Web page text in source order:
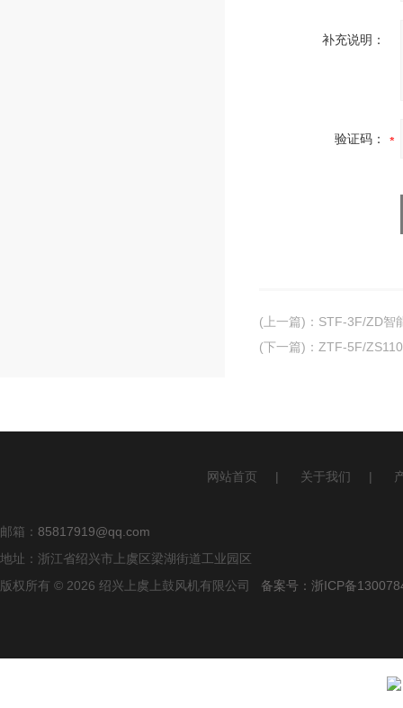
补充说明：
验证码：
(上一篇) ： STF-3F/ZD智
(下一篇) ： ZTF-5F/
网站首页 | 关于我们 |
邮箱： 85817919@qq.com
地址：浙江省绍兴市上虞区梁湖街道工业园区
版权所有 © 2026 绍兴上虞上鼓风机有限公司 备案号：浙ICP备